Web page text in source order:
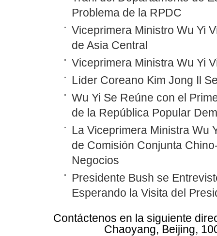
Problema de la RPDC
Viceprimera Ministro Wu Yi
de Asia Central
Viceprimera Ministra Wu Yi
Líder Coreano Kim Jong Il
Wu Yi Se Reúne con el
de la República Popular
La Viceprimera Ministra Wu
de Comisión Conjunta
Negocios
Presidente Bush se
Esperando la Visita del
Contáctenos en la siguiente
Chaoyang, Beijing,